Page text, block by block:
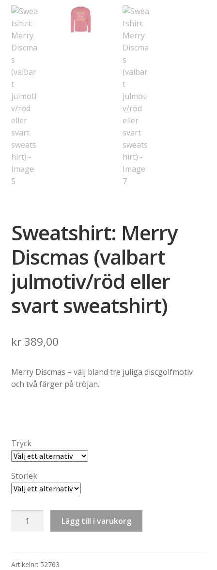
Sweatshirt: Merry
Discmas (valbart
julmotiv/röd eller
svart sweatshirt)
kr389,00
Merry Discmas – välj bland tre juliga discgolfmotiv
och två färger på tröjan.
Tryck
Storlek
Sweatshirt:
Merry
julmotiv/röd
Lägg till i varukorg
Artikelnr: 52763